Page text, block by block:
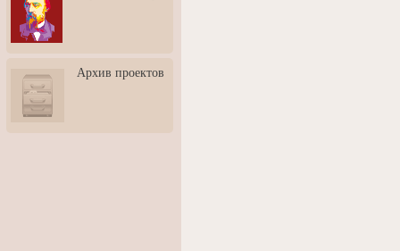
3: Обусловленности
человека и их влияние на
карьеру
скульптором Дмитрием
Тугариновым
АртБульвар в День города
Архив проектов